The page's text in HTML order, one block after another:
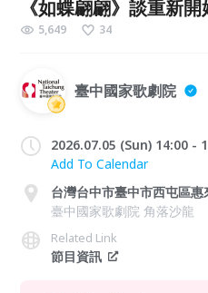
《如蝶翩翩》談重新開
5,649 34
臺中國家歌劇院
2026.07.05 (Sun) 14:00 -
Add To Calendar
台灣台中市臺中市西屯區
臺中國家歌劇院 角落沙龍
Related Link
節目資訊